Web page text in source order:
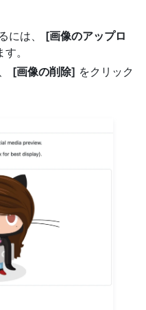
には、 [画像のアップロ
。
[画像の削除] をクリック